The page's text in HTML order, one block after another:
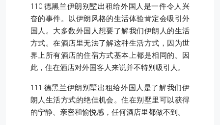
110.德黑兰伊朗别墅出租给外国人是一件令人兴
奋的事件。以伊朗风格的生活体验肯定会吸引外
国人。大多数外国人想要了解我们伊朗人的生活
方式。在酒店里无法了解这种生活方式，因为世
界上所有酒店的住宿方式基本上都是相同的。因
此，住在酒店对外国客人来说并不特别吸引人。
111.德黑兰伊朗别墅出租给外国人是了解我们伊
朗人生活方式的绝佳机会。住在别墅里可以获得
的宁静、亲密和愉悦感，任何酒店里都做不到。